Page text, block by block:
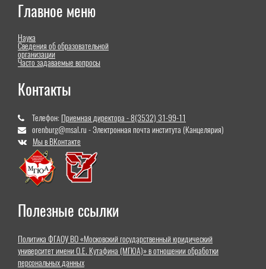
Главное меню
Наука
Сведения об образовательной
организации
Часто задаваемые вопросы
Контакты
Телефон: Приемная директора - 8(3532) 31-99-11
orenburg@msal.ru - Электронная почта института (Канцелярия)
Мы в ВКонтакте
Полезные ссылки
Политика ФГАОУ ВО «Московский государственный юридический
университет имени О.Е. Кутафина (МГЮА)» в отношении обработки
персональных данных